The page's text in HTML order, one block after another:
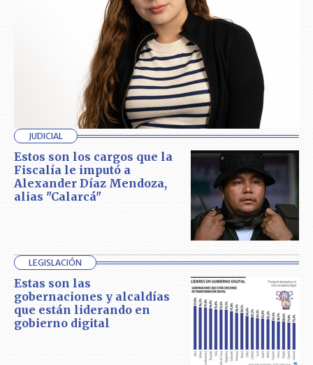
JUDICIAL
Estos son los cargos que la
Fiscalía le imputó a
Alexander Díaz Mendoza,
alias "Calarcá"
LEGISLACIÓN
Estas son las
gobernaciones y alcaldías
que están liderando en
gobierno digital